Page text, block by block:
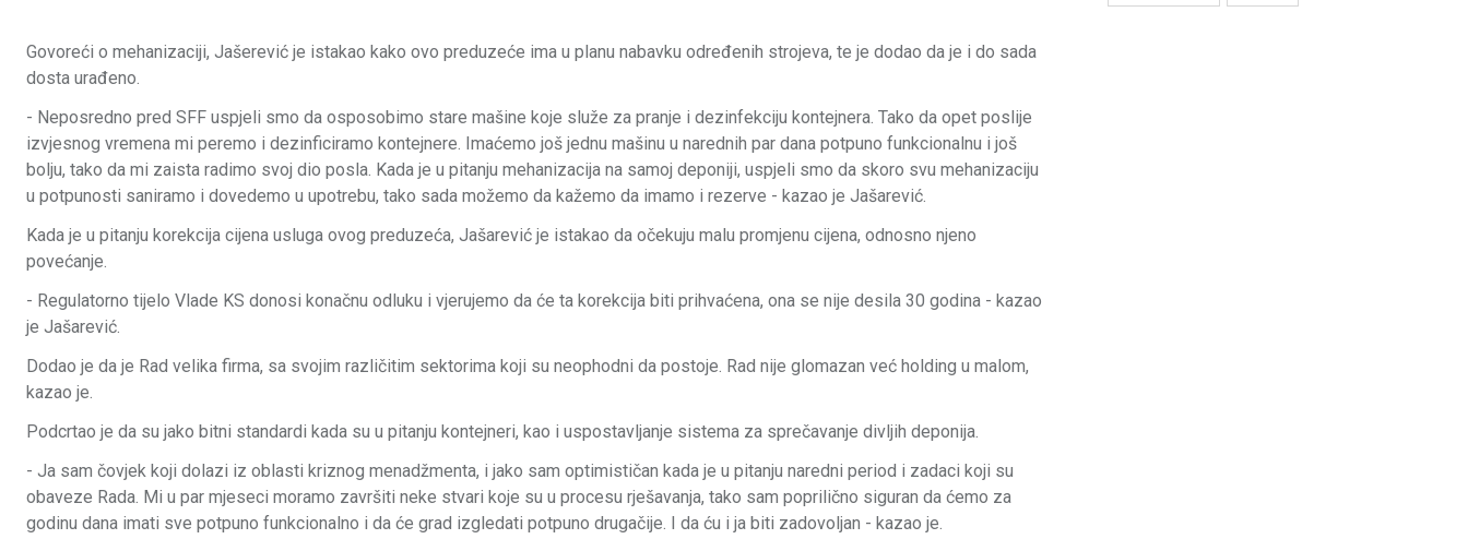
Govoreći o mehanizaciji, Jašerević je istakao kako ovo preduzeće ima u planu nabavku određenih strojeva, te je dodao da je i do sada
dosta urađeno.
- Neposredno pred SFF uspjeli smo da osposobimo stare mašine koje služe za pranje i dezinfekciju kontejnera. Tako da opet poslije
izvjesnog vremena mi peremo i dezinficiramo kontejnere. Imaćemo još jednu mašinu u narednih par dana potpuno funkcionalnu i još
bolju, tako da mi zaista radimo svoj dio posla. Kada je u pitanju mehanizacija na samoj deponiji, uspjeli smo da skoro svu mehanizaciju
u potpunosti saniramo i dovedemo u upotrebu, tako sada možemo da kažemo da imamo i rezerve - kazao je Jašarević.
Kada je u pitanju korekcija cijena usluga ovog preduzeća, Jašarević je istakao da očekuju malu promjenu cijena, odnosno njeno
povećanje.
- Regulatorno tijelo Vlade KS donosi konačnu odluku i vjerujemo da će ta korekcija biti prihvaćena, ona se nije desila 30 godina - kazao
je Jašarević.
Dodao je da je Rad velika firma, sa svojim različitim sektorima koji su neophodni da postoje. Rad nije glomazan već holding u malom,
kazao je.
Podcrtao je da su jako bitni standardi kada su u pitanju kontejneri, kao i uspostavljanje sistema za sprečavanje divljih deponija.
- Ja sam čovjek koji dolazi iz oblasti kriznog menadžmenta, i jako sam optimističan kada je u pitanju naredni period i zadaci koji su
obaveze Rada. Mi u par mjeseci moramo završiti neke stvari koje su u procesu rješavanja, tako sam poprilično siguran da ćemo za
godinu dana imati sve potpuno funkcionalno i da će grad izgledati potpuno drugačije. I da ću i ja biti zadovoljan - kazao je.